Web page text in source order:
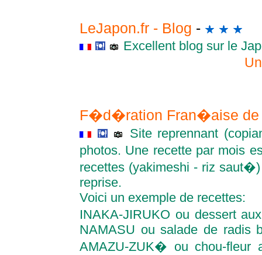
LeJapon.fr - Blog -
Excellent blog sur le
F�d�ration Fran�aise
Site reprennant
photos. Une recette par mois
recettes (yakimeshi - riz
reprise.
Voici un exemple de recettes:
INAKA-JIRUKO ou dessert
NAMASU ou salade de radis
AMAZU-ZUK� ou chou-fleur